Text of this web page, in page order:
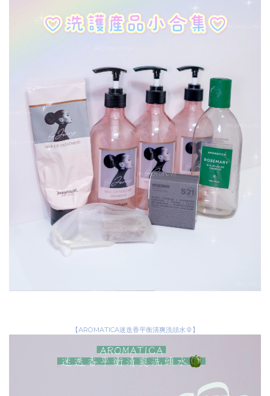
【AROMATICA迷迭香平衡清爽洗頭水🫑】